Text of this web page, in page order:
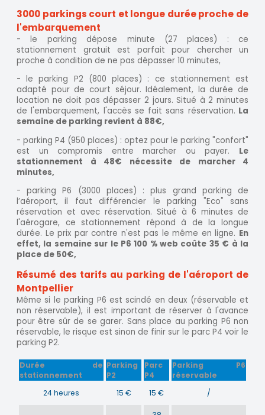
3000 parkings court et longue durée proche de
l'embarquement
- le parking dépose minute (27 places) : ce
stationnement gratuit est parfait pour chercher un
proche à condition de ne pas dépasser 10 minutes,
- le parking P2 (800 places) : ce stationnement est
adapté pour de court séjour. Idéalement, la durée de
location ne doit pas dépasser 2 jours. Situé à 2 minutes
de l'embarquement, l'accès se fait sans réservation. La
semaine de parking revient à 88€,
- parking P4 (950 places) : optez pour le parking "confort"
est un compromis entre marcher ou payer. Le
stationnement à 48€ nécessite de marcher 4
minutes,
- parking P6 (3000 places) : plus grand parking de
l’aéroport, il faut différencier le parking "Eco" sans
réservation et avec réservation. Situé à 6 minutes de
l'aérogare, ce stationnement répond à de la longue
durée. Le prix par contre n'est pas le même en ligne. En
effet, la semaine sur le P6 100 % web coûte 35 € à la
place de 50€,
Résumé des tarifs au parking de l'aéroport de
Montpellier
Même si le parking P6 est scindé en deux (réservable et
non réservable), il est important de réserver à l'avance
pour être sûr de se garer. Sans place au parking P6 non
réservable, le risque est sinon de finir sur le parc P4 voir le
parking P2.
Durée de
stationnement
Parking
P2
Parc
P4
Parking P6
réservable
24 heures
15 € 15 € /